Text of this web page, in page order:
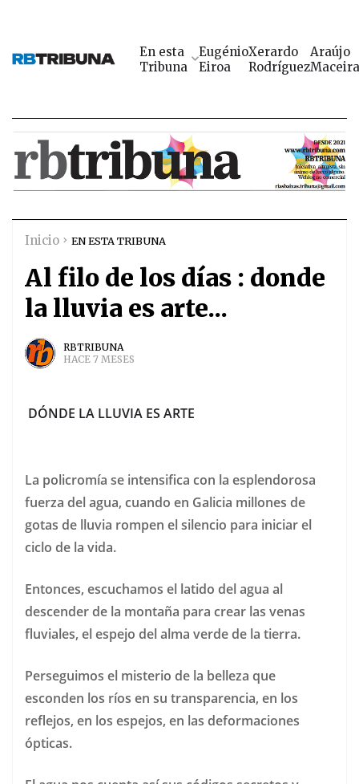
En esta
Tribuna
Eugénio
Eiroa
Xerardo
Rodríguez
Araújo
Maceira
Inicio EN ESTA TRIBUNA
Al filo de los días : donde
la lluvia es arte...
RBTRIBUNA
HACE 7 MESES
DÓNDE LA LLUVIA ES ARTE
La policromía se intensifica con la esplendorosa
fuerza del agua, cuando en Galicia millones de
gotas de lluvia rompen el silencio para iniciar el
ciclo de la vida.
Entonces, escuchamos el latido del agua al
descender de la montaña para crear las venas
fluviales, el espejo del alma verde de la tierra.
Perseguimos el misterio de la belleza que
esconden los ríos en su transparencia, en los
reflejos, en los espejos, en las deformaciones
ópticas.